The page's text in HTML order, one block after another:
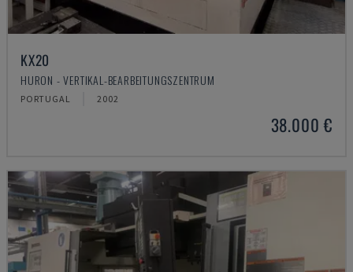
KX20
HURON - VERTIKAL-BEARBEITUNGSZENTRUM
PORTUGAL 2002
38.000 €